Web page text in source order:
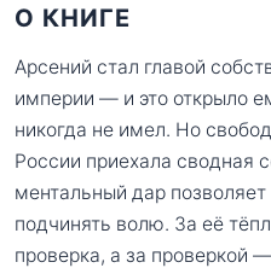
О КНИГЕ
Арсений стал главой
империи — и это открыло
никогда не имел. Но
России приехала сводная
ментальный дар
подчинять волю. За её
проверка, а за проверкой